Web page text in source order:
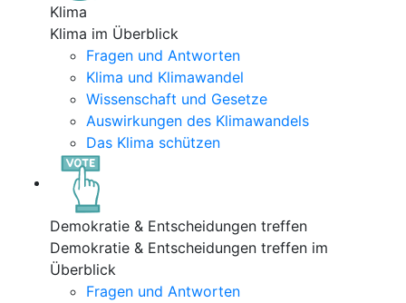
Klima
Klima im Überblick
Fragen und Antworten
Klima und Klimawandel
Wissenschaft und Gesetze
Auswirkungen des Klimawandels
Das Klima schützen
Demokratie & Entscheidungen treffen
Demokratie & Entscheidungen treffen im
Überblick
Fragen und Antworten